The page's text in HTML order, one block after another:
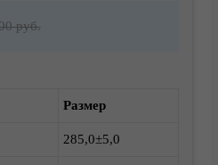
руб.
Размер
285,0±5,0